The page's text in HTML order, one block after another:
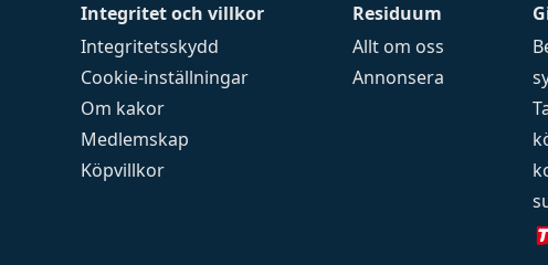
Integritet och villkor
Integritetsskydd
Cookie-inställningar
Om kakor
Medlemskap
Köpvillkor
Residuum
Allt om oss
Annonsera